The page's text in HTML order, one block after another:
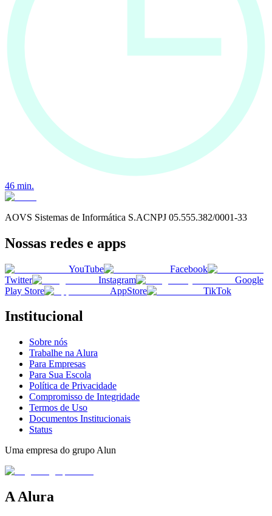
46 min.
AOVS Sistemas de Informática S.ACNPJ 05.555.382/0001-33
Nossas redes e apps
YouTube
Facebook
Twitter
Instagram
Google
Play Store
AppStore TikTok
Institucional
Sobre nós
Trabalhe na Alura
Para Empresas
Para Sua Escola
Política de Privacidade
Compromisso de Integridade
Termos de Uso
Documentos Institucionais
Status
Uma empresa do grupo Alun
A Alura